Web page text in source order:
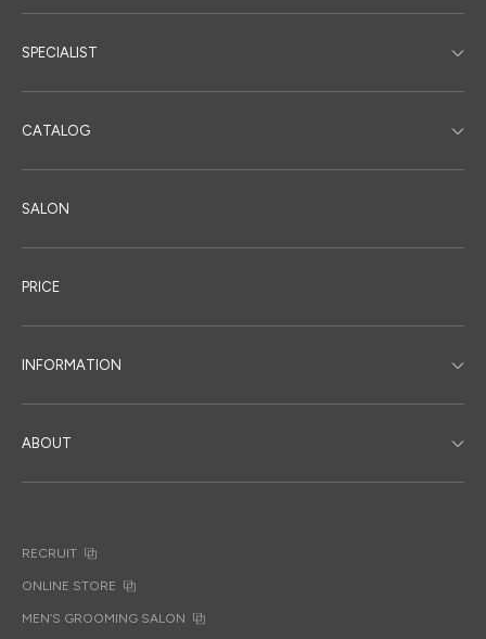
SPECIALIST
CATALOG
SALON
PRICE
INFORMATION
ABOUT
RECRUIT
ONLINE STORE
MEN’S GROOMING SALON